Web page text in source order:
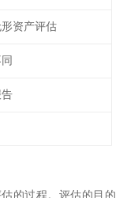
资产评估
的过程。评估的目的